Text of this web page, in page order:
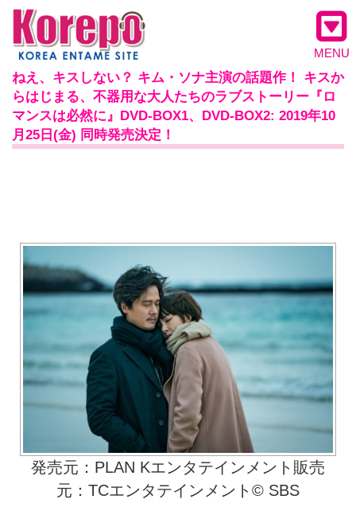
MENU
ねえ、キスしない？ キム・ソナ主演の話題作！ キスか
らはじまる、不器用な大人たちのラブストーリー『ロ
マンスは必然に』DVD-BOX1、DVD-BOX2: 2019年10
月25日(金) 同時発売決定！
発売元：PLAN Kエンタテインメント販売
元：TCエンタテインメント© SBS